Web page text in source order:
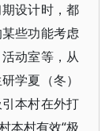
设计时，都
些功能考虑
动室等，从
学夏（冬）
本村在外打
本村有效“极